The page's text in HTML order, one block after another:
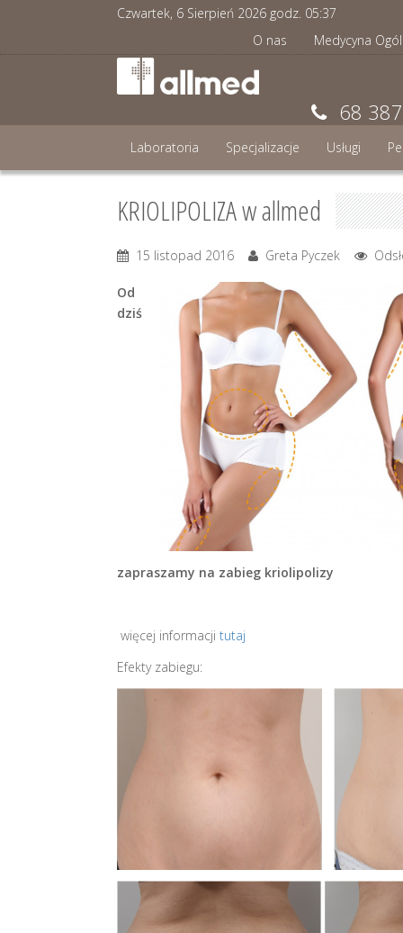
Czwartek, 6 Sierpień 2026 godz. 05:37
O nas
Medycyna
68
Laboratoria Specjalizacje Usługi
KRIOLIPOLIZA w allmed
15 listopad 2016 Greta Pyczek
Od
dziś
zapraszamy na zabieg kriolipolizy
więcej informacji tutaj
Efekty zabiegu: